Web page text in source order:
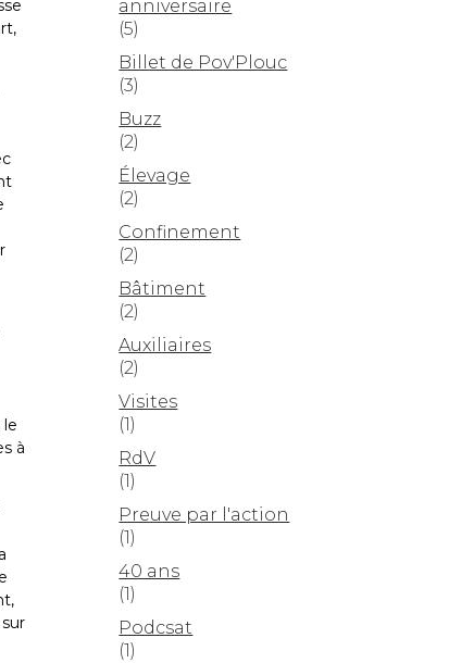
le
à
anniversaire
(5)
Billet de Pov'Plouc
(3)
Buzz
(2)
Élevage
(2)
Confinement
(2)
Bâtiment
(2)
Auxiliaires
(2)
Visites
(1)
RdV
(1)
Preuve par l'action
(1)
40 ans
(1)
Podcsat
(1)